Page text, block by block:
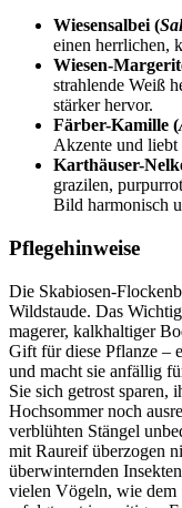
Wiesensalbei (
einen herrlichen,
Wiesen-
strahlende Weiß
stärker hervor.
Färber-Kamille (
Akzente und liebt
Karthäuser-
grazilen,
Bild harmonisch
Pflegehinweise
Die Skabiosen-
Wildstaude. Das
magerer, kalkhaltiger
Gift für diese Pflanze –
und macht sie anfällig
Sie sich getrost sparen,
Hochsommer noch
verblühten Stängel
mit Raureif überzogen
überwinternden
vielen Vögeln, wie dem